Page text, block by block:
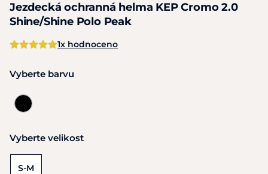
Jezdecká ochranná helma KEP Cromo 2.0
Shine/Shine Polo Peak
1x hodnoceno
Vyberte barvu
Vyberte velikost
S-M